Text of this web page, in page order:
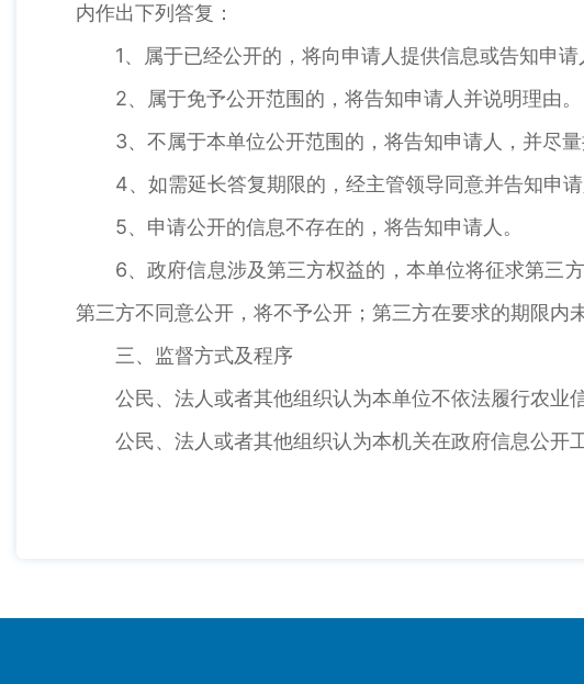
内作出下列答复：
1、属于已经公开的，将向申请人提供信息或告知申请
2、属于免予公开范围的，将告知申请人并说明理由。
3、不属于本单位公开范围的，将告知申请人，并尽
4、如需延长答复期限的，经主管领导同意并告知申
5、申请公开的信息不存在的，将告知申请人。
6、政府信息涉及第三方权益的，本单位将征求第三
第三方不同意公开，将不予公开；第三方在要求的期限内
三、监督方式及程序
公民、法人或者其他组织认为本单位不依法履行农业
公民、法人或者其他组织认为本机关在政府信息公开